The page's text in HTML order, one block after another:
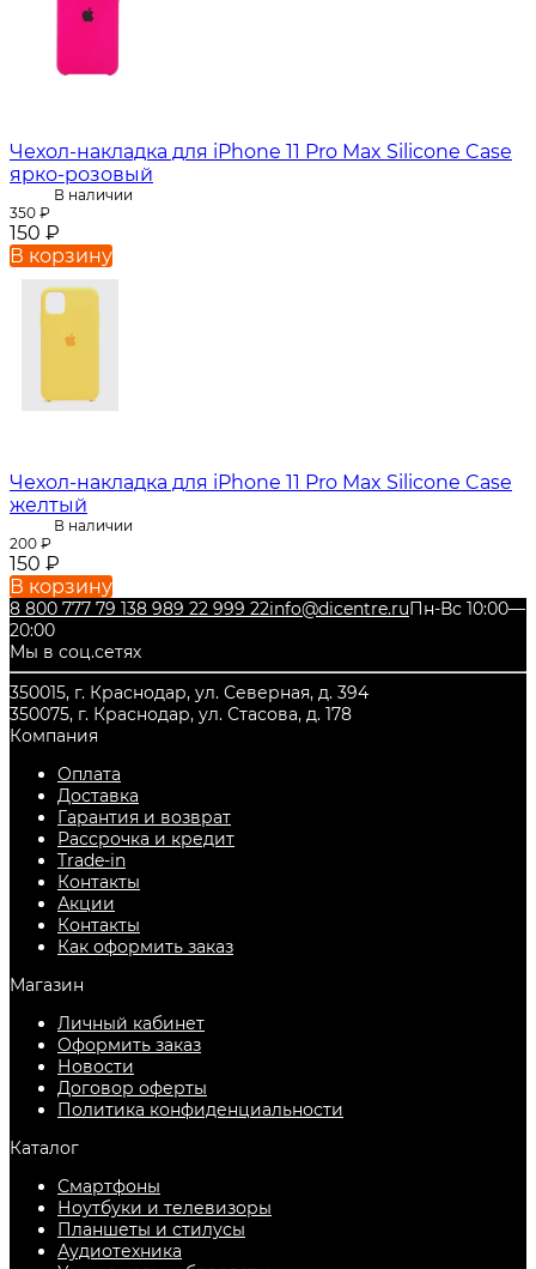
Чехол-накладка для iPhone 11 Pro Max Silicone Case
ярко-розовый
В наличии
350 ₽
150 ₽
В корзину
Чехол-накладка для iPhone 11 Pro Max Silicone Case
желтый
В наличии
200 ₽
150 ₽
В корзину
8 800 777 79 138 989 22 999 22info@dicentre.ruПн-Вс 10:00—
20:00
Мы в соц.сетях
350015, г. Краснодар, ул. Северная, д. 394
350075, г. Краснодар, ул. Стасова, д. 178
Компания
Оплата
Доставка
Гарантия и возврат
Рассрочка и кредит
Trade-in
Контакты
Акции
Контакты
Как оформить заказ
Магазин
Личный кабинет
Оформить заказ
Новости
Договор оферты
Политика конфиденциальности
Каталог
Смартфоны
Ноутбуки и телевизоры
Планшеты и стилусы
Аудиотехника